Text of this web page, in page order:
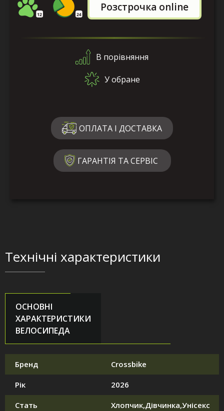
Розстрочка online
В порівняння
У обране
ОПЛАТА І ДОСТАВКА
ГАРАНТІЯ ТА СЕРВІС
Технічні характеристики
ОСНОВНІ
ХАРАКТЕРИСТИКИ
ВЕЛОСИПЕДА
Бренд Crossbike
Рік 2026
Стать Хлопчик,Дівчинка,Унісекс